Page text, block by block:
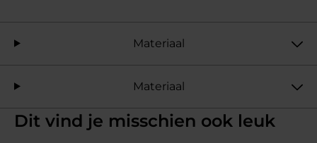
Materiaal
Materiaal
Dit vind je misschien ook leuk